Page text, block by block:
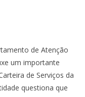
de Atenção
um importante
de Serviços da
questiona que